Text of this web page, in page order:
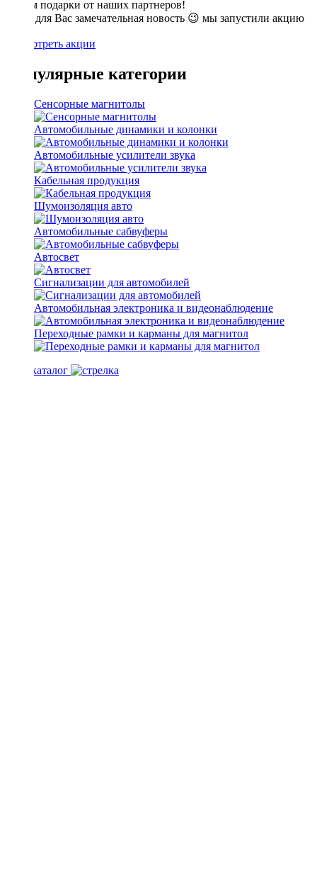
Дарим подарки от наших партнеров!
У нас для Вас замечательная новость 😉 мы запустили акцию
Посмотреть акции
Популярные категории
Сенсорные магнитолы
Автомобильные динамики и колонки
Автомобильные усилители звука
Кабельная продукция
Шумоизоляция авто
Автомобильные сабвуферы
Автосвет
Сигнализации для автомобилей
Автомобильная электроника и видеонаблюдение
Переходные рамки и карманы для магнитол
Весь каталог